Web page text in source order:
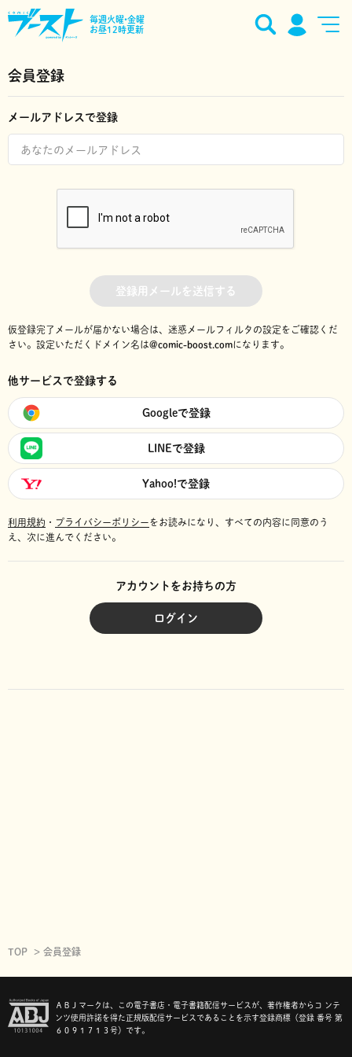
毎週火曜•金曜
お昼12時更新
会員登録
メールアドレスで登録
登録用メールを送信する
仮登録完了メールが届かない場合は、迷惑メールフィルタの設定をご確認くだ
さい。 設定いただくドメイン名は@comic-boost.comになります。
他サービスで登録する
Googleで登録
LINEで登録
Yahoo!で登録
利用規約 ・ プライバシーポリシーをお読みになり、 すべての内容に同意のう
え、次に進んでください。
アカウントをお持ちの方
ログイン
TOP 会員登録
ＡＢＪマークは、この電子書店・電子書籍配信サービスが、著作権者からコ ンテ
ンツ使用許諾を得た正規版配信サービスであることを示す登録商標（登録 番号 第
６０９１７１３号）です。